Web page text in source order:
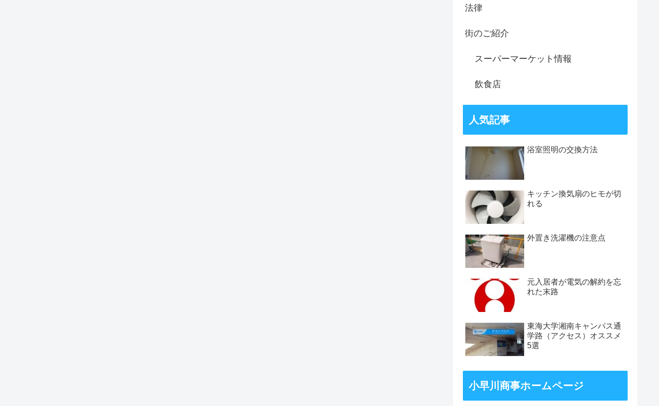
法律
街のご紹介
スーパーマーケット情報
飲食店
人気記事
浴室照明の交換方法
キッチン換気扇のヒモが切
れる
外置き洗濯機の注意点
元入居者が電気の解約を忘
れた末路
東海大学湘南キャンパス通
学路（アクセス）オススメ
5選
小早川商事ホームページ